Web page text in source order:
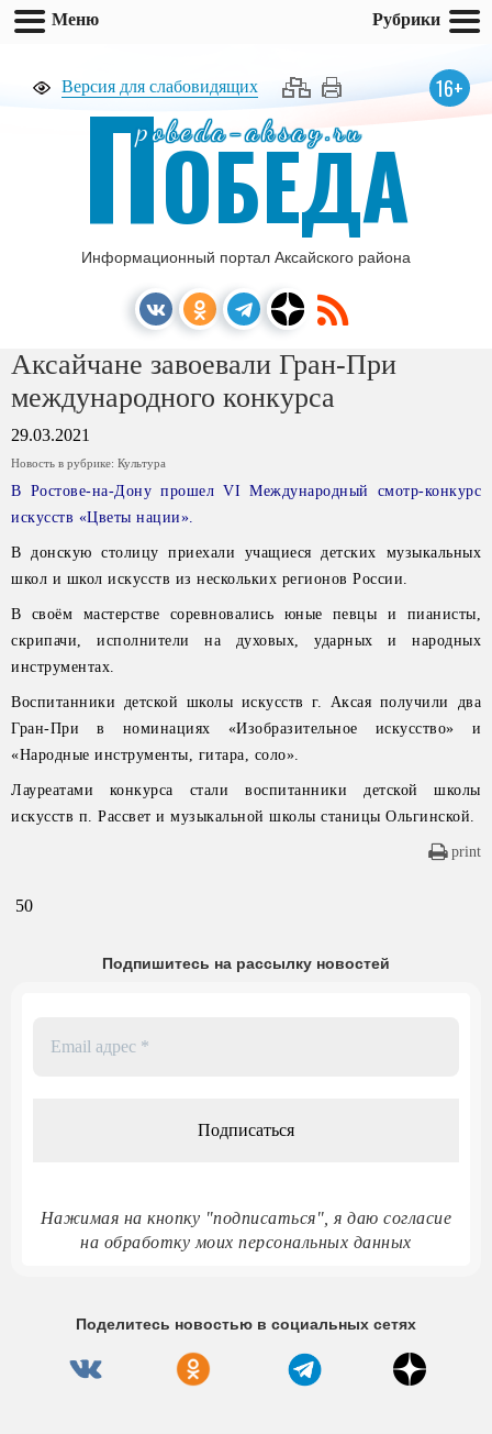
Версия для слабовидящих 16+
pobeda-aksay.ru
ПОБЕДА
Информационный портал Аксайского района
Аксайчане завоевали Гран-При
международного конкурса
29.03.2021
Новость в рубрике: Культура
В Ростове-на-Дону прошел VI Международный смотр-конкурс
искусств «Цветы нации».
В донскую столицу приехали учащиеся детских музыкальных
школ и школ искусств из нескольких регионов России.
В своём мастерстве соревновались юные певцы и пианисты,
скрипачи, исполнители на духовых, ударных и народных
инструментах.
Воспитанники детской школы искусств г. Аксая получили два
Гран-При в номинациях «Изобразительное искусство» и
«Народные инструменты, гитара, соло».
Лауреатами конкурса стали воспитанники детской школы
искусств п. Рассвет и музыкальной школы станицы Ольгинской.
print
50
Подпишитесь на рассылку новостей
Нажимая на кнопку "подписаться", я даю согласие
на обработку моих персональных данных
Поделитесь новостью в социальных сетях
Меню Рубрики